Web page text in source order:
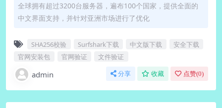
全球拥有超过3200台服务器，遍布100个国家，提供全面的
中文界面支持，并针对亚洲市场进行了优化
SHA256校验 Surfshark下载 中文版下载
安全下载
官网安装包
官网验证 文件验证
admin 分享 收藏 点赞(0)